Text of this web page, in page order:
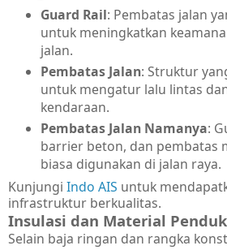
Guard Rail: Pembatas jalan
untuk meningkatkan
jalan.
Pembatas Jalan: Struktur
untuk mengatur lalu lintas
kendaraan.
Pembatas Jalan Namanya:
barrier beton, dan pembatas
biasa digunakan di jalan raya.
Kunjungi Indo AIS untuk
infrastruktur berkualitas.
Insulasi dan Material
Selain baja ringan dan rangka